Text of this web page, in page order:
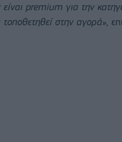
είναι premium για την
στην αγορά»,